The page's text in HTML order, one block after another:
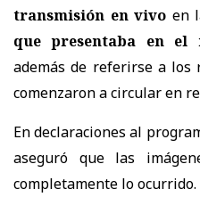
transmisión en vivo en
que presentaba en el
además de referirse a los
comenzaron a circular en
En declaraciones al
aseguró que las
completamente lo ocurrido.